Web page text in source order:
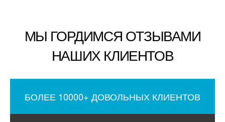
МЫ ГОРДИМСЯ ОТЗЫВАМИ
НАШИХ КЛИЕНТОВ
БОЛЕЕ 10000+ ДОВОЛЬНЫХ КЛИЕНТОВ